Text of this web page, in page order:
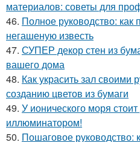
материалов: советы для
46. Полное руководство: как
негашеную известь
47. СУПЕР декор стен из
вашего дома
48. Как украсить зал своими
созданию цветов из бумаги
49. У ионического моря
иллюминатором!
50. Пошаговое руководство: